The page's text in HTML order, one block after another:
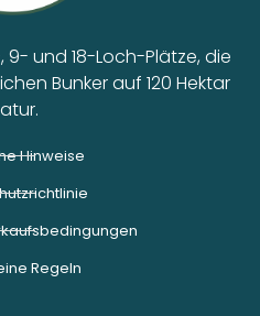
9- und 18-Loch-Plätze, die
Bunker auf 120 Hektar
Hinweise
Regeln